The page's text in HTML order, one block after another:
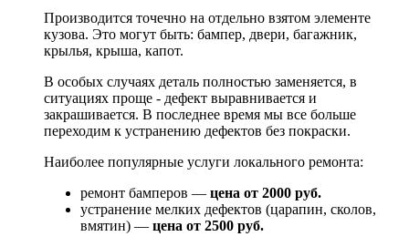
Производится точечно на отдельно взятом элементе
кузова. Это могут быть: бампер, двери, багажник,
крылья, крыша, капот.
В особых случаях деталь полностью заменяется, в
ситуациях проще - дефект выравнивается и
закрашивается. В последнее время мы все больше
переходим к устранению дефектов без покраски.
Наиболее популярные услуги локального ремонта:
ремонт бамперов — цена от 2000 руб.
устранение мелких дефектов (царапин, сколов,
вмятин) — цена от 2500 руб.